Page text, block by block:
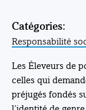
Catégories:
Responsabilité
Les Éleveurs de
celles qui
préjugés fondés